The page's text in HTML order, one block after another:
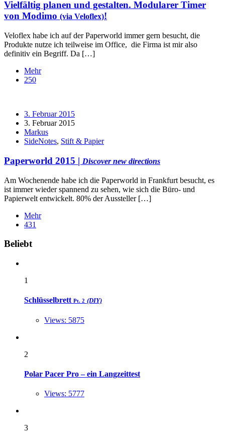
Vielfältig planen und gestalten. Modularer Timer
von Modimo (via Veloflex)!
Veloflex habe ich auf der Paperworld immer gern besucht, die
Produkte nutze ich teilweise im Office, die Firma ist mir also
definitiv ein Begriff. Da […]
Mehr
250
3. Februar 2015
3. Februar 2015
Markus
SideNotes, Stift & Papier
Paperworld 2015 | Discover new directions
Am Wochenende habe ich die Paperworld in Frankfurt besucht, es
ist immer wieder spannend zu sehen, wie sich die Büro- und
Papierwelt entwickelt. 80% der Aussteller […]
Mehr
431
Widgets
Beliebt
1
Schlüsselbrett Pt. 2 (DIY)
Views: 5875
2
Polar Pacer Pro – ein Langzeittest
Views: 5777
3